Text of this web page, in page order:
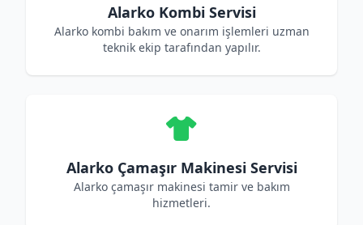
Alarko Kombi Servisi
Alarko kombi bakım ve onarım işlemleri uzman
teknik ekip tarafından yapılır.
Alarko Çamaşır Makinesi Servisi
Alarko çamaşır makinesi tamir ve bakım
hizmetleri.